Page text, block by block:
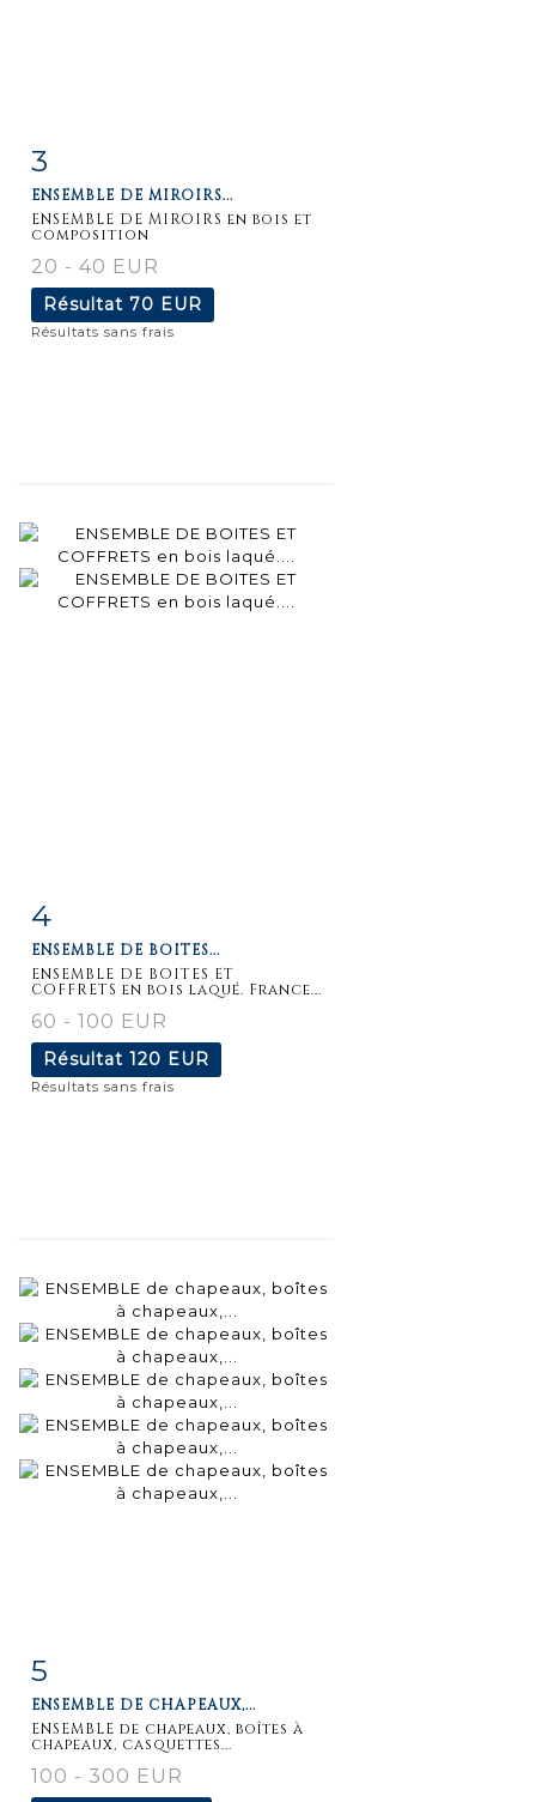
3
ENSEMBLE DE MIROIRS...
ENSEMBLE DE MIROIRS en bois et
composition
20 - 40 EUR
Résultat 70 EUR
Résultats sans frais
4
ENSEMBLE DE BOITES...
ENSEMBLE DE BOITES ET
COFFRETS en bois laqué. France...
60 - 100 EUR
Résultat 120 EUR
Résultats sans frais
5
ENSEMBLE DE CHAPEAUX,...
ENSEMBLE de chapeaux, boîtes à
chapeaux, casquettes...
100 - 300 EUR